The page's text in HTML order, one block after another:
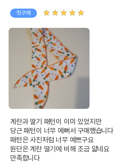
첫구매
계란과 딸기 패턴이 이미 있었지만
당근 패턴이 너무 예뻐서 구매했습니다
패턴은 사진처럼 너무 예쁘구요
원단은 계란 딸기에 비해 조금 얇네요
만족합니다